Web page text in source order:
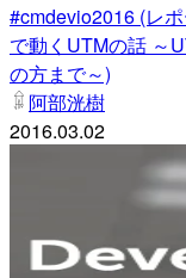
#cmdevio2016 (レ
で動くUTMの話 ～
の方まで～)
阿部洸樹
2016.03.02